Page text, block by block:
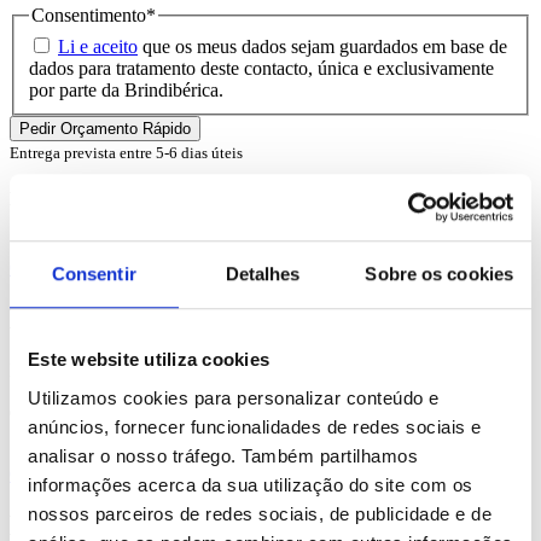
Consentir Detalhes Sobre os cookies
Este website utiliza cookies
Utilizamos cookies para personalizar conteúdo e
anúncios, fornecer funcionalidades de redes sociais e
analisar o nosso tráfego. Também partilhamos
informações acerca da sua utilização do site com os
nossos parceiros de redes sociais, de publicidade e de
Consentimento*
Li e aceito que os meus dados sejam guardados em base de
dados para tratamento deste contacto, única e exclusivamente
por parte da Brindibérica.
Entrega prevista entre 5-6 dias úteis
Comprar
Bachmann
REF. BI-PS-93171
desde 1.97€
Comprar
Eliza